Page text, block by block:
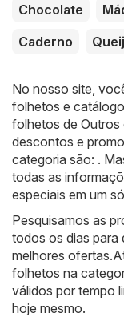
Chocolate
Caderno
No nosso site,
folhetos e
folhetos de Outros
descontos e
categoria são: .
todas as
especiais em um
Pesquisamos as
todos os dias para
melhores
folhetos na
válidos por tempo
hoje mesmo.